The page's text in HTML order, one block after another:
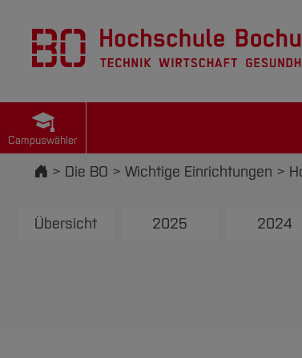
Campuswähler
Startseite
Die BO Wichtige Einrichtungen
Übersicht 2025 2024